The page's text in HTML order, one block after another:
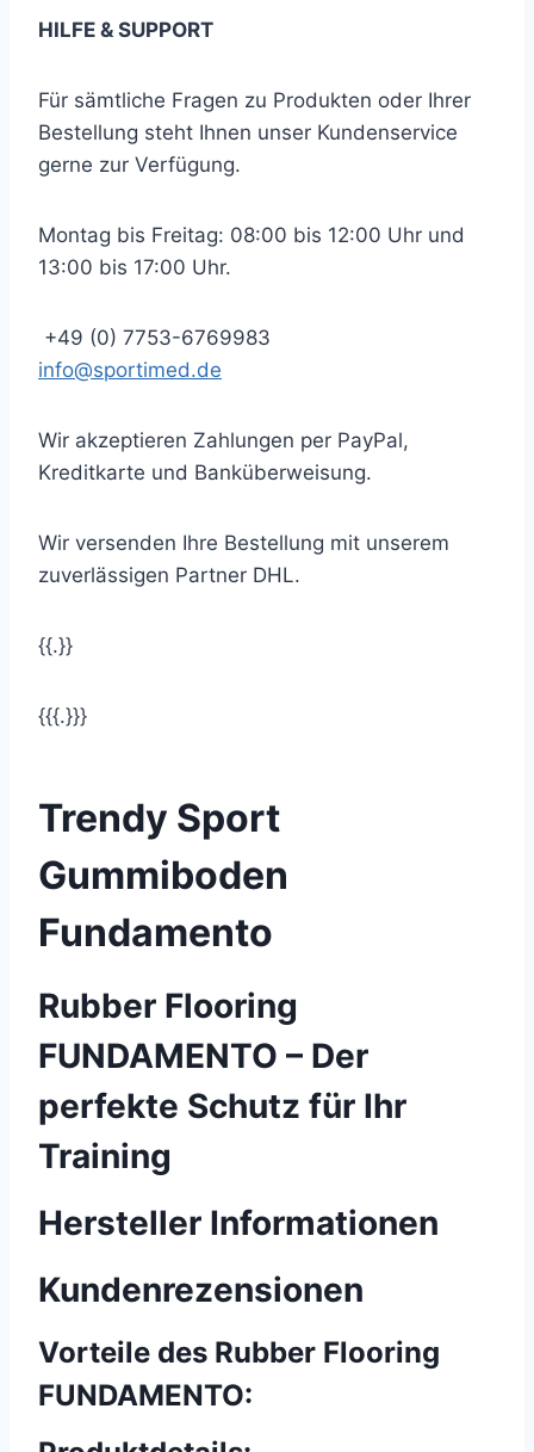
HILFE & SUPPORT
Für sämtliche Fragen zu Produkten oder Ihrer
Bestellung steht Ihnen unser Kundenservice
gerne zur Verfügung.
Montag bis Freitag: 08:00 bis 12:00 Uhr und
13:00 bis 17:00 Uhr.
+49 (0) 7753-6769983
info@sportimed.de
Wir akzeptieren Zahlungen per PayPal,
Kreditkarte und Banküberweisung.
Wir versenden Ihre Bestellung mit unserem
zuverlässigen Partner DHL.
{{.}}
{{{.}}}
Trendy Sport
Gummiboden
Fundamento
Rubber Flooring
FUNDAMENTO – Der
perfekte Schutz für Ihr
Training
Hersteller Informationen
Kundenrezensionen
Vorteile des Rubber Flooring
FUNDAMENTO: